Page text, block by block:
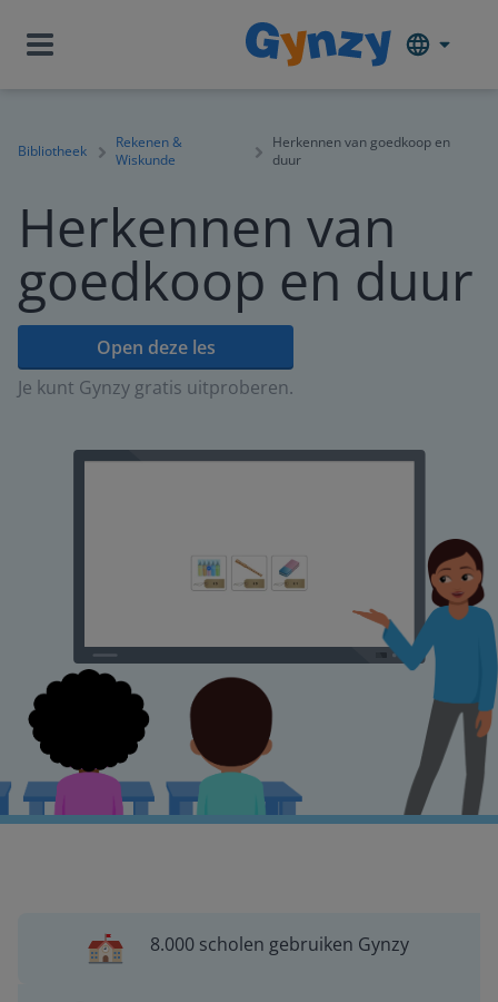
Bibliotheek
Rekenen &
Wiskunde
Herkennen van goedkoop en
duur
Herkennen van
goedkoop en duur
Open deze les
Je kunt Gynzy gratis uitproberen.
8.000 scholen gebruiken Gynzy